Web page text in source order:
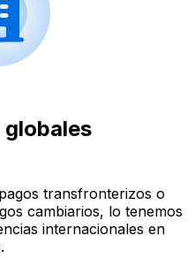
globales
transfronterizos o
cambiarios, lo tenemos
internacionales en